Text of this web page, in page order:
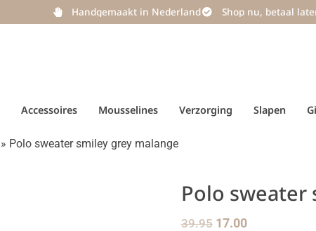
Handgemaakt in Nederland Shop nu, betaal
Accessoires Mousselines Verzorging Slapen
» Polo sweater smiley grey malange
Polo sweater
39.95 17.00